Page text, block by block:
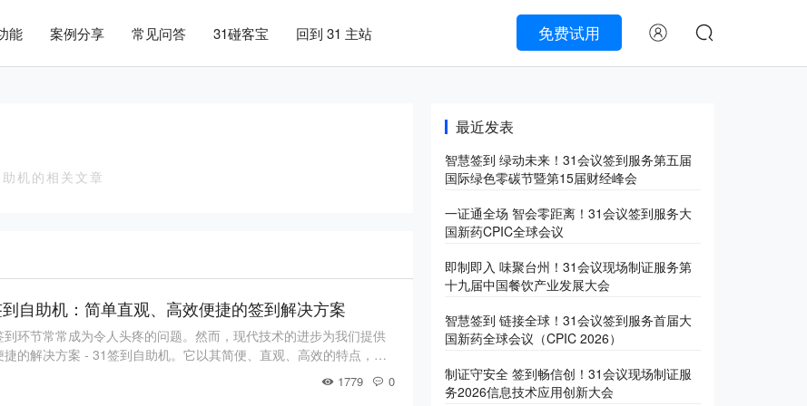
免费试用
能 案例分享 常见问答 31碰客宝 回到 31 主站
助机的相关文章
到自助机：简单直观、高效便捷的签到解决方案
环节常常成为令人头疼的问题。然而，现代技术的进步为我们提供
的解决方案 - 31签到自助机。它以其简便、直观、高效的特点，为
革命性的改变。31签到产品支持安装在自助机上使用，开启自助机
现场，方便嘉宾自行签到/制证/领证，操作完直接入场。首先，31签
1779 0
最近发表
智慧签到 绿动未来！31会议签到服务第五届
国际绿色零碳节暨第15届财经峰会
一证通全场 智会零距离！31会议签到服务大
国新药CPIC全球会议
即制即入 味聚台州！31会议现场制证服务第
十九届中国餐饮产业发展大会
智慧签到 链接全球！31会议签到服务首届大
国新药全球会议（CPIC 2026）
制证守安全 签到畅信创！31会议现场制证服
务2026信息技术应用创新大会